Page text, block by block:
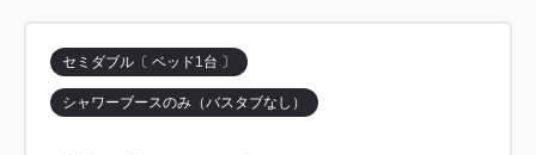
セミダブル〔 ベッド1台 〕
シャワーブースのみ（バスタブなし）